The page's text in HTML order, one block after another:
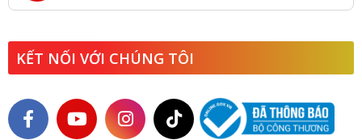
KẾT NỐI VỚI CHÚNG TÔI